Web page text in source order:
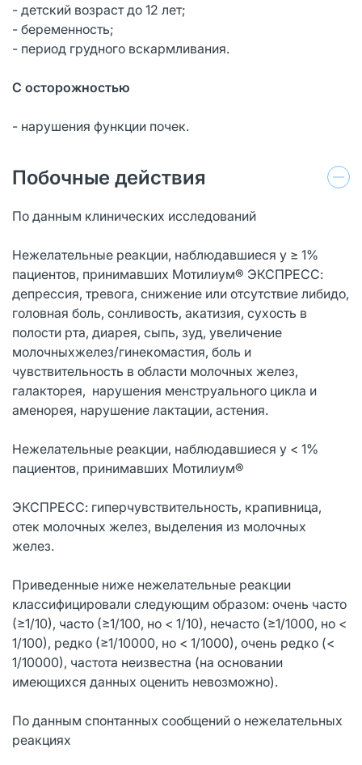
- детский возраст до 12 лет;
- беременность;
- период грудного вскармливания.
С осторожностью
- нарушения функции почек.
Побочные действия
По данным клинических исследований
Нежелательные реакции, наблюдавшиеся у ≥ 1%
пациентов, принимавших Мотилиум® ЭКСПРЕСС:
депрессия, тревога, снижение или отсутствие либидо,
головная боль, сонливость, акатизия, сухость в
полости рта, диарея, сыпь, зуд, увеличение
молочныхжелез/гинекомастия, боль и
чувствительность в области молочных желез,
галакторея, нарушения менструального цикла и
аменорея, нарушение лактации, астения.
Нежелательные реакции, наблюдавшиеся у < 1%
пациентов, принимавших Мотилиум®
ЭКСПРЕСС: гиперчувствительность, крапивница,
отек молочных желез, выделения из молочных
желез.
Приведенные ниже нежелательные реакции
классифицировали следующим образом: очень часто
(≥1/10), часто (≥1/100, но < 1/10), нечасто (≥1/1000, но <
1/100), редко (≥1/10000, но < 1/1000), очень редко (<
1/10000), частота неизвестна (на основании
имеющихся данных оценить невозможно).
По данным спонтанных сообщений о нежелательных
реакциях